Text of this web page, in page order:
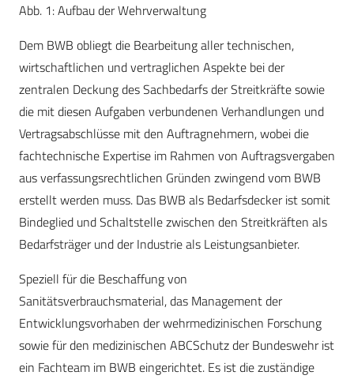
Abb. 1: Aufbau der Wehrverwaltung
Dem BWB obliegt die Bearbeitung aller technischen,
wirtschaftlichen und vertraglichen Aspekte bei der
zentralen Deckung des Sachbedarfs der Streitkräfte sowie
die mit diesen Aufgaben verbundenen Verhandlungen und
Vertragsabschlüsse mit den Auftragnehmern, wobei die
fachtechnische Expertise im Rahmen von Auftragsvergaben
aus verfassungsrechtlichen Gründen zwingend vom BWB
erstellt werden muss. Das BWB als Bedarfsdecker ist somit
Bindeglied und Schaltstelle zwischen den Streitkräften als
Bedarfsträger und der Industrie als Leistungsanbieter.
Speziell für die Beschaffung von
Sanitätsverbrauchsmaterial, das Management der
Entwicklungsvorhaben der wehrmedizinischen Forschung
sowie für den medizinischen ABCSchutz der Bundeswehr ist
ein Fachteam im BWB eingerichtet. Es ist die zuständige